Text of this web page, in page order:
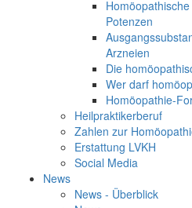
Potenzen
Arzneien
Die
Wer darf
Homöopathie-
Heilpraktikerberuf
Zahlen zur
Erstattung LVKH
Social Media
News
News - Überblick